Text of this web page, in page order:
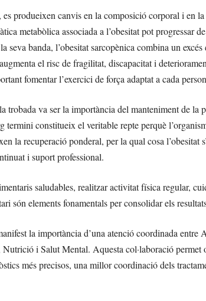
produeixen canvis en la composició corporal i en
metabòlica associada a l’obesitat pot progressar
seva banda, l’obesitat sarcopènica combina un
el risc de fragilitat, discapacitat i
fomentar l’exercici de força adaptat a cada
trobada va ser la importància del manteniment de la
termini constitueix el veritable repte perquè
la recuperació ponderal, per la qual cosa l’obesitat
i suport professional.
saludables, realitzar activitat física regular,
són elements fonamentals per consolidar els
la importància d’una atenció coordinada
i Salut Mental. Aquesta col·laboració permet
més precisos, una millor coordinació dels